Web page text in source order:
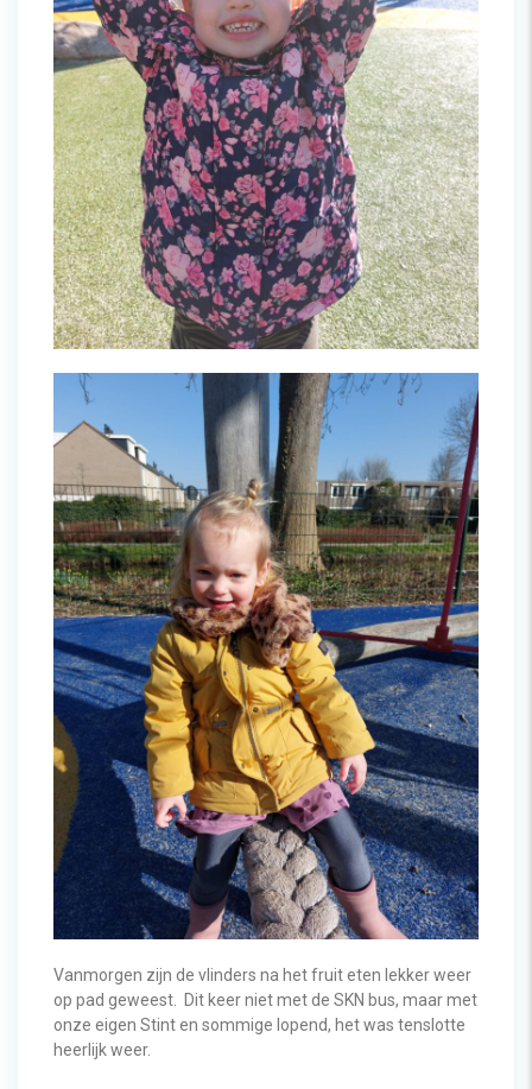
Vanmorgen zijn de vlinders na het fruit eten lekker weer
op pad geweest. Dit keer niet met de SKN bus, maar met
onze eigen Stint en sommige lopend, het was tenslotte
heerlijk weer.